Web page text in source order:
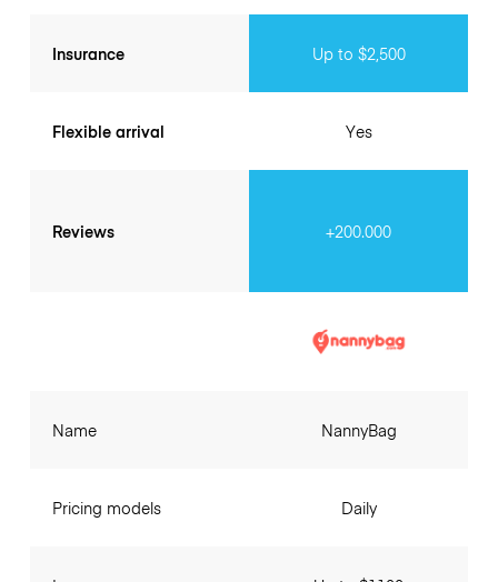
Insurance
Flexible arrival
Reviews
Up to $2,500
Yes
+200.000
Name
Pricing models
NannyBag
Daily